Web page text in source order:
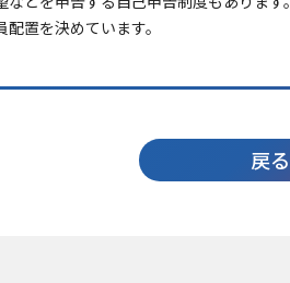
置を決めています。
戻る